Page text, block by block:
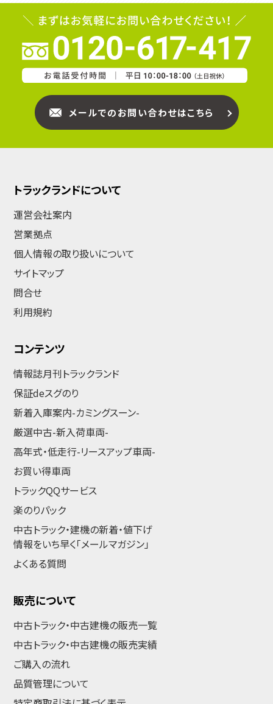
メールでのお問い合わせはこちら
トラックランドについて
運営会社案内
営業拠点
個人情報の取り扱いについて
サイトマップ
問合せ
利用規約
コンテンツ
情報誌月刊トラックランド
保証deスグのり
新着入庫案内-カミングスーン-
厳選中古-新入荷車両-
高年式・低走行-リースアップ車両-
お買い得車両
トラックQQサービス
楽のりパック
中古トラック・建機の新着・値下げ
情報をいち早く「メールマガジン」
よくある質問
販売について
中古トラック・中古建機の販売一覧
中古トラック・中古建機の販売実績
ご購入の流れ
品質管理について